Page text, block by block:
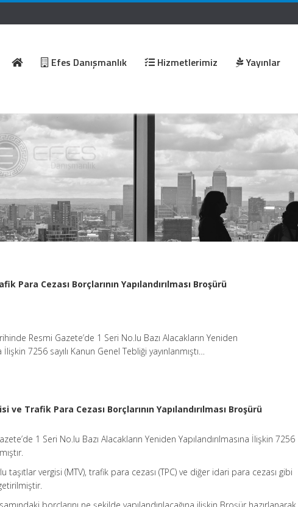
Efes Danışmanlık Hizmetlerimiz Yayınlar
Para Cezası Borçlarının Yapılandırılması Broşürü
Resmi Gazete’de 1 Seri No.lu Bazı Alacakların Yeniden
İlişkin 7256 sayılı Kanun Genel Tebliği yayınlanmıştı…
ve Trafik Para Cezası Borçlarının Yapılandırılması Broşürü
1 Seri No.lu Bazı Alacakların Yeniden Yapılandırılmasına İlişkin 7256
vergisi (MTV), trafik para cezası (TPC) ve diğer idari para cezası gibi